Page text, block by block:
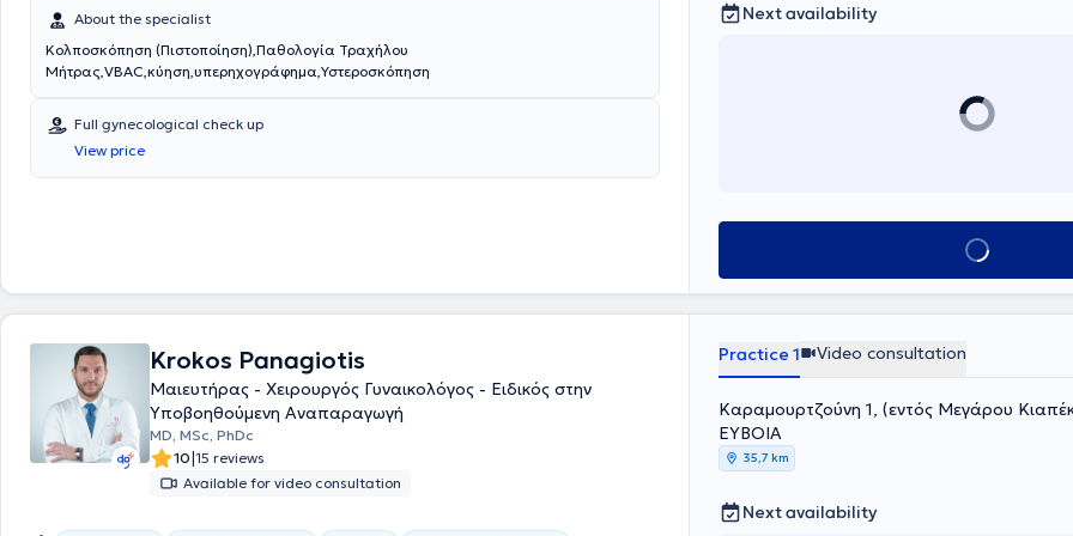
focusing on the specific needs of each patient.
About the specialist
Κολποσκόπηση (Πιστοποίηση),Παθολογία Τραχήλου
Μήτρας,VBAC,κύηση,υπερηχογράφημα,Υστεροσκόπηση
Full gynecological check up
View price
Next availability
Book appointment
Krokos Panagiotis
Μαιευτήρας - Χειρουργός Γυναικολόγος - Ειδικός στην
Υποβοηθούμενη Αναπαραγωγή
MD, MSc, PhDc
10|15 reviews
Available for video consultation
Practice 1 Video consultation
Καραμουρτζούνη 1, (εντός Μεγάρου
ΕΥΒΟΙΑ
35,7 km
Next availability